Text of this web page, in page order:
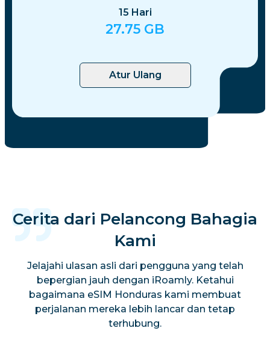
15 Hari
27.75 GB
Atur Ulang
Cerita dari Pelancong Bahagia
Kami
Jelajahi ulasan asli dari pengguna yang telah
bepergian jauh dengan iRoamly. Ketahui
bagaimana eSIM Honduras kami membuat
perjalanan mereka lebih lancar dan tetap
terhubung.